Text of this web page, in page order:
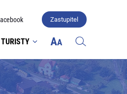
Zastupitel